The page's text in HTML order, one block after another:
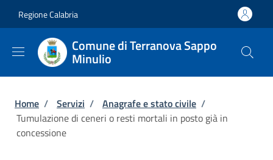
Regione Calabria
Comune di Terranova Sappo
Minulio
Briciole di pane
Home / Servizi / Anagrafe e stato civile /
Tumulazione di ceneri o resti mortali in posto già in
concessione